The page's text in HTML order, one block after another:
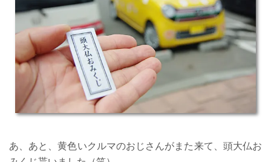
あ、あと、黄色いクルマのおじさんがまた来て、頭大仏お